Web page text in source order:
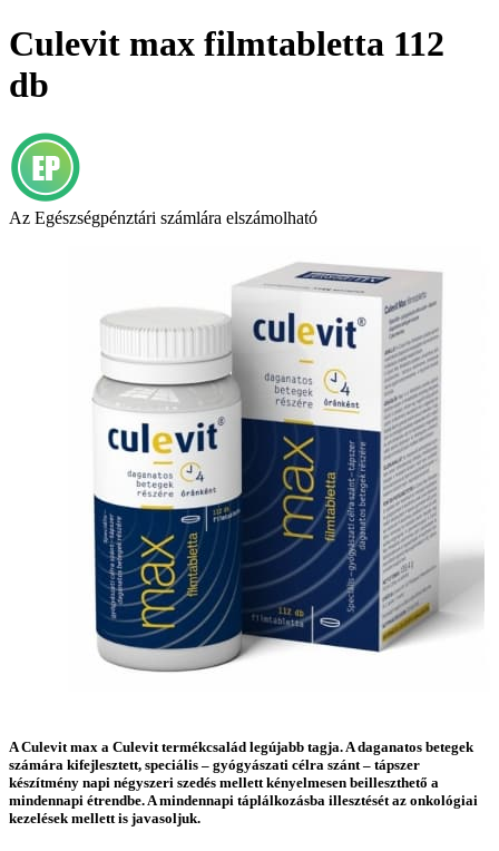
Culevit max filmtabletta 112
db
Az Egészségpénztári számlára elszámolható
A Culevit max a Culevit termékcsalád legújabb tagja. A daganatos betegek
számára kifejlesztett, speciális – gyógyászati célra szánt – tápszer
készítmény napi négyszeri szedés mellett kényelmesen beilleszthető a
mindennapi étrendbe. A mindennapi táplálkozásba illesztését az onkológiai
kezelések mellett is javasoljuk.